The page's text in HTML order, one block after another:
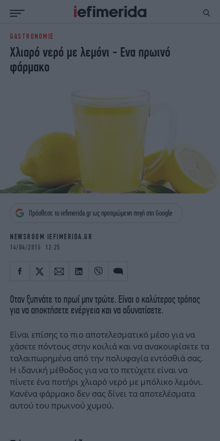
ΕΙΔΗΣΕΙΣ
NON PAPER
ΕΛΛΑΔΑ
ΟΙΚΟΝΟΜΙΑ
ΕΚΛΟΓΕΣ
ΤΕΧΝΟΛΟΓΙΑ
DESIGN
ΟΛΥΜΠΙΑΚΟΙ ΑΓΩΝΕΣ
EURO
GREEN
iOPINIONS
iGASTRONOMIE
OSCARS
GASTRONOMIE
Χλιαρό νερό με λεμόνι - Ενα πρωινό
φάρμακο
Πρόσθεσε το iefimerida.gr ως προτιμώμενη πηγή στη Google
NEWSROOM IEFIMERIDA.GR
14/04/2015 12:25
Οταν ξυπνάτε το πρωί μην τρώτε. Είναι ο καλύτερος τρόπος
για να αποκτήσετε ενέργεια και να αδυνατίσετε.
Είναι επίσης το πιο αποτελεσματικό μέσο για να
χάσετε πόντους στην κοιλιά και να ανακουφίσετε τα
ταλαιπωρημένα από την πολυφαγία εντόσθιά σας.
Η ιδανική μέθοδος για να το πετύχετε είναι να
πίνετε ένα ποτήρι χλιαρό νερό με μπόλικο λεμόνι.
Κανένα φάρμακο δεν σας δίνει τα αποτελέσματα
αυτού του πρωινού χυμού.